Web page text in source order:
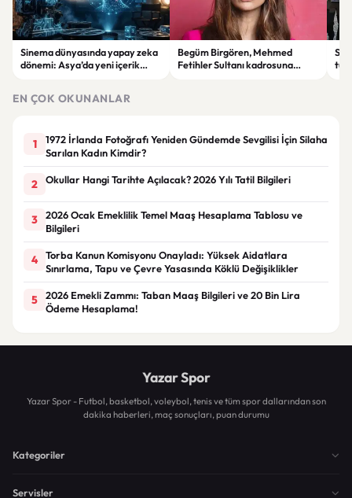
Sinema dünyasında yapay zeka
dönemi: Asya’da yeni içerik
Begüm Birgören, Mehmed
Fetihler Sultanı kadrosuna
EN ÇOK OKUNANLAR
1
1972 İrlanda Fotoğrafı Yeniden Gündemde Sevgilisi İçin Silaha
Sarılan Kadın Kimdir?
2 Okullar Hangi Tarihte Açılacak? 2026 Yılı Tatil Bilgileri
3
2026 Ocak Emeklilik Temel Maaş Hesaplama Tablosu ve
Bilgileri
4
Torba Kanun Komisyonu Onayladı: Yüksek Aidatlara
Sınırlama, Tapu ve Çevre Yasasında Köklü Değişiklikler
5
2026 Emekli Zammı: Taban Maaş Bilgileri ve 20 Bin Lira
Ödeme Hesaplama!
Yazar Spor
Yazar Spor - Futbol, basketbol, voleybol, tenis ve tüm spor dallarından son
dakika haberleri, maç sonuçları, puan durumu
Kategoriler
Servisler